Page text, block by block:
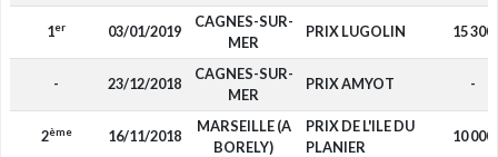
1er 03/01/2019
CAGNES-SUR-
MER
PRIX LUGOLIN 15 300
- 23/12/2018
CAGNES-SUR-
MER
PRIX AMYOT -
2ème 16/11/2018
MARSEILLE (A
BORELY)
PRIX DE L'ILE DU
PLANIER
10 000